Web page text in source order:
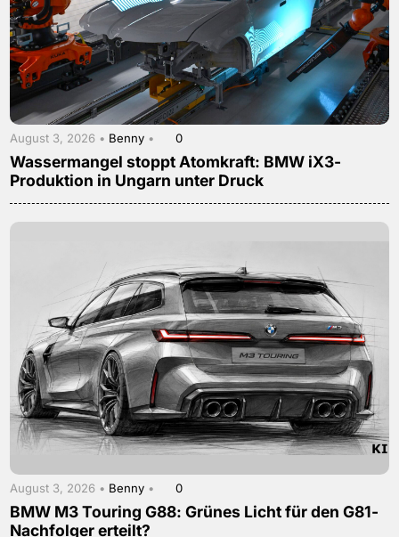
August 3, 2026 • Benny • 0
Wassermangel stoppt Atomkraft: BMW iX3-
Produktion in Ungarn unter Druck
August 3, 2026 • Benny • 0
BMW M3 Touring G88: Grünes Licht für den G81-
Nachfolger erteilt?